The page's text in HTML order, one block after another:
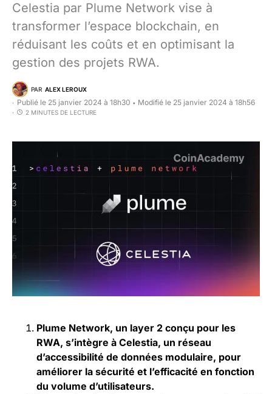
Celestia par Plume Network vise à
transformer l’espace blockchain, en
réduisant les coûts et en optimisant la
gestion des projets RWA.
PAR ALEX LEROUX
Publié le 25 janvier 2024 à 18h30 • Modifié le 25 janvier 2024 à 18h56
2 MINUTES DE LECTURE
Plume Network, un layer 2 conçu pour les
RWA, s’intègre à Celestia, un réseau
d’accessibilité de données modulaire, pour
améliorer la sécurité et l’efficacité en fonction
du volume d’utilisateurs.